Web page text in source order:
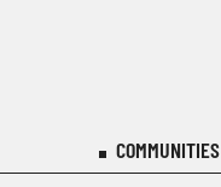
COMMUNITIES